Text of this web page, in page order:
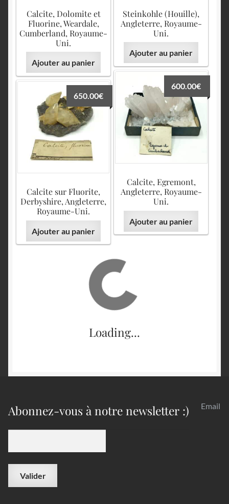
Calcite, Dolomite et
Fluorine, Weardale,
Cumberland, Royaume-
Uni.
Ajouter au panier
Steinkohle (Houille),
Angleterre, Royaume-
Uni.
Ajouter au panier
Calcite, Egremont,
Angleterre, Royaume-
Uni.
600.00€
Ajouter au panier
Calcite sur Fluorite,
Derbyshire, Angleterre,
Royaume-Uni.
650.00€
Ajouter au panier